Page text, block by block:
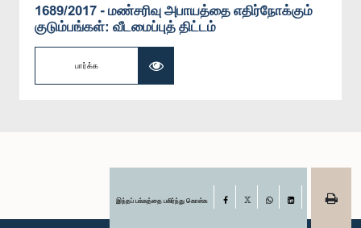
1689/2017 - மண்சரிவு அபாயத்தை எதிர்நோக்கும்
குடும்பங்கள்: வீடமைப்புத் திட்டம்
பார்க்க
இந்தப் பக்கத்தை பகிர்ந்து கொள்க Facebook